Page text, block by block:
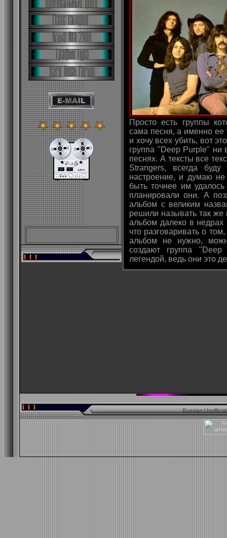
Просто есть группы
сама песня, а именно ее
и хочу всех убить, вот
группа "Deep Purple" ни
песнях. А тексты все
Strangers, всегда
настроение, и думаю не
быть точнее им
планировали они. А
альбом с великим
решили называть так же
альбом далеко в недрах
что разговаривать о
альбом не нужно,
создают группа
легендой, ведь они это
Russian